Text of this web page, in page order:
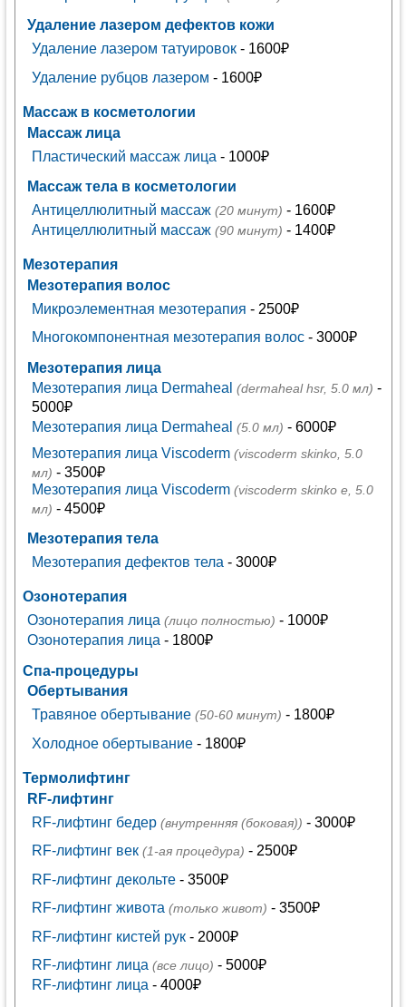
Удаление лазером дефектов кожи
Удаление лазером татуировок- 1600₽
Удаление рубцов лазером - 1600₽
Массаж в косметологии
Массаж лица
Пластический массаж лица - 1000₽
Массаж тела в косметологии
Антицеллюлитный массаж (20 минут) - 1600₽
Антицеллюлитный массаж (90 минут) - 1400₽
Мезотерапия
Мезотерапия волос
Микроэлементная мезотерапия - 2500₽
Многокомпонентная мезотерапия волос- 3000₽
Мезотерапия лица
Мезотерапия лица Dermaheal (dermaheal hsr, 5.0 мл) -
5000₽
Мезотерапия лица Dermaheal (5.0 мл) - 6000₽
Мезотерапия лица Viscoderm (viscoderm skinko, 5.0
мл) - 3500₽
Мезотерапия лица Viscoderm (viscoderm skinko e, 5.0
мл) - 4500₽
Мезотерапия тела
Мезотерапия дефектов тела - 3000₽
Озонотерапия
Озонотерапия лица (лицо полностью) - 1000₽
Озонотерапия лица - 1800₽
Спа-процедуры
Обертывания
Травяное обертывание (50-60 минут) - 1800₽
Холодное обертывание- 1800₽
Термолифтинг
RF-лифтинг
RF-лифтинг бедер (внутренняя (боковая)) - 3000₽
RF-лифтинг век (1-ая процедура) - 2500₽
RF-лифтинг декольте- 3500₽
RF-лифтинг живота (только живот) - 3500₽
RF-лифтинг кистей рук- 2000₽
RF-лифтинг лица (все лицо) - 5000₽
RF-лифтинг лица- 4000₽